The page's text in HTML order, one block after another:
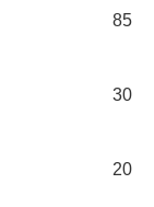
85
30
20